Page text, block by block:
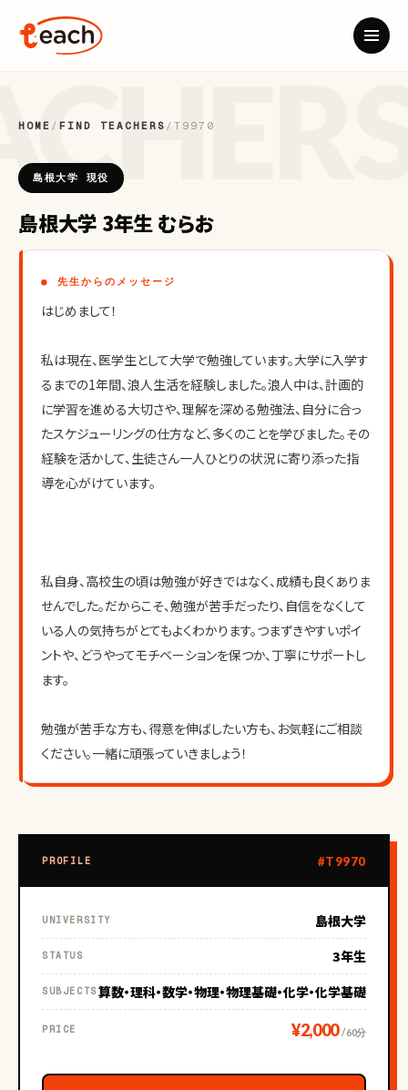
HOME / FIND TEACHERS / T9970
島根大学 現役
島根大学 3年生 むらお
● 先生からのメッセージ
はじめまして！
私は現在、医学生として大学で勉強しています。大学に入学す
るまでの1年間、浪人生活を経験しました。浪人中は、計画的
に学習を進める大切さや、理解を深める勉強法、自分に合っ
たスケジューリングの仕方など、多くのことを学びました。その
経験を活かして、生徒さん一人ひとりの状況に寄り添った指
導を心がけています。
私自身、高校生の頃は勉強が好きではなく、成績も良くありま
せんでした。だからこそ、勉強が苦手だったり、自信をなくして
いる人の気持ちがとてもよくわかります。つまずきやすいポイ
ントや、どうやってモチベーションを保つか、丁寧にサポートし
ます。
勉強が苦手な方も、得意を伸ばしたい方も、お気軽にご相談
ください。一緒に頑張っていきましょう！
PROFILE #T9970
UNIVERSITY 島根大学
STATUS 3年生
SUBJECTS算数・理科・数学・物理・物理基礎・化学・化学基礎
PRICE ¥2,000 / 60分